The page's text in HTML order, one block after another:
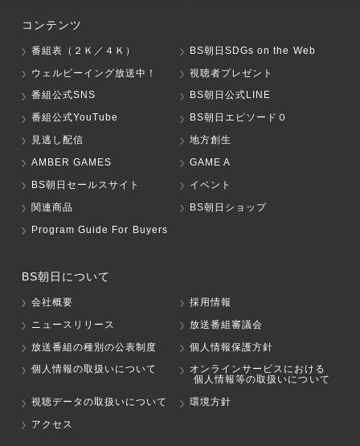
コンテンツ
番組表（２Ｋ／４Ｋ）
BS朝日SDGs on the Web
ウェルビーイング放送中！
視聴者プレゼント
番組公式SNS
BS朝日公式LINE
番組公式YouTube
BS朝日エピソード０
見逃し配信
地方創生
AMBER GAMES
GAME A
BS朝日セールスサイト
イベント
関連商品
BS朝日ショップ
Program Guide For Buyers
BS朝日について
会社概要
採用情報
ニュースリリース
放送番組審議会
放送番組の種別の公表制度
個人情報保護方針
個人情報の取扱いについて
オンラインサービスにおける
個人情報等の取扱いについて
視聴データの取扱いについて
環境方針
アクセス